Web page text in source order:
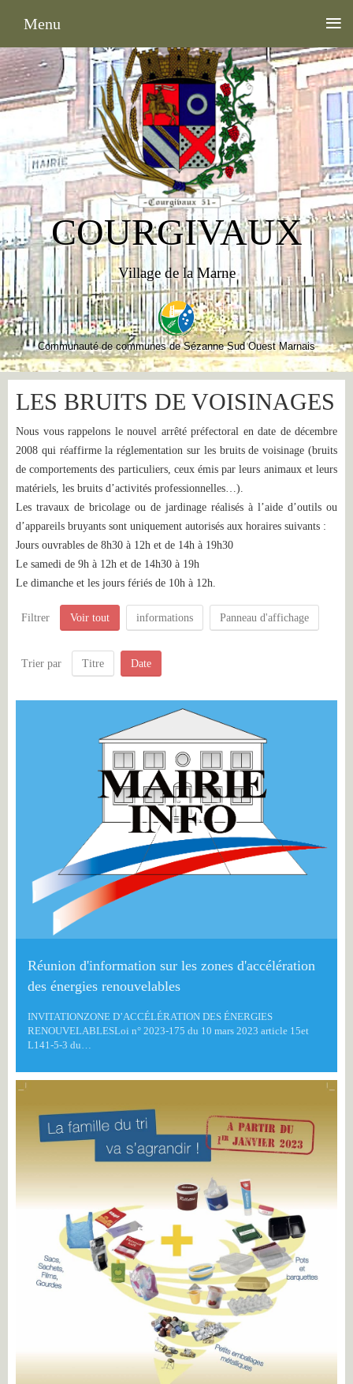
COURGIVAUX
Village de la Marne
Communauté de communes de Sézanne Sud Ouest Marnais
LES BRUITS DE VOISINAGES
Nous vous rappelons le nouvel arrêté préfectoral en date de décembre
2008 qui réaffirme la réglementation sur les bruits de voisinage (bruits
de comportements des particuliers, ceux émis par leurs animaux et leurs
matériels, les bruits d’activités professionnelles…).
Les travaux de bricolage ou de jardinage réalisés à l’aide d’outils ou
d’appareils bruyants sont uniquement autorisés aux horaires suivants :
Jours ouvrables de 8h30 à 12h et de 14h à 19h30
Le samedi de 9h à 12h et de 14h30 à 19h
Le dimanche et les jours fériés de 10h à 12h.
Filtrer Voir tout informations Panneau d'affichage
Trier par Titre Date
Réunion d'information sur les zones d'accélération
des énergies renouvelables
INVITATIONZONE D’ACCÉLÉRATION DES ÉNERGIES
RENOUVELABLESLoi n° 2023-175 du 10 mars 2023 article 15et
L141-5-3 du…
Menu ≡